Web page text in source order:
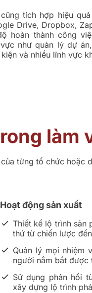
tích hợp hiệu
Drive, Dropbox,
hoàn thành công
như quản lý dự
và nhiều lĩnh vực
làm
từng tổ chức hoặc
Hoạt động sản xuất
Thiết kế lộ trình sản
thứ từ chiến lược
Quản lý mọi nhiệm
người nắm bắt được
Sử dụng phản hồi
xây dựng lộ trình